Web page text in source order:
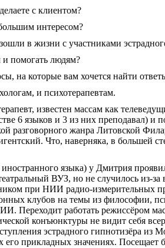
с клиентом?
интересом?
в жизни с участниками
и помогать людям?
на которые вам хочется найти
и психотерапевтам.
известен массам как
6 языков и 3 из них преподавал)
разговорного жанра Литовской
Что, наверняка, в большей
языка) у Дмитрия
ВУЗ, но не случилось из-
при НИИ радио-измерительных
клубов на темы из философии,
Переходит работать режиссёром
конъюнктуры не видит себя
эстрадного гипнотизёра
прикладных значениях. Посещает